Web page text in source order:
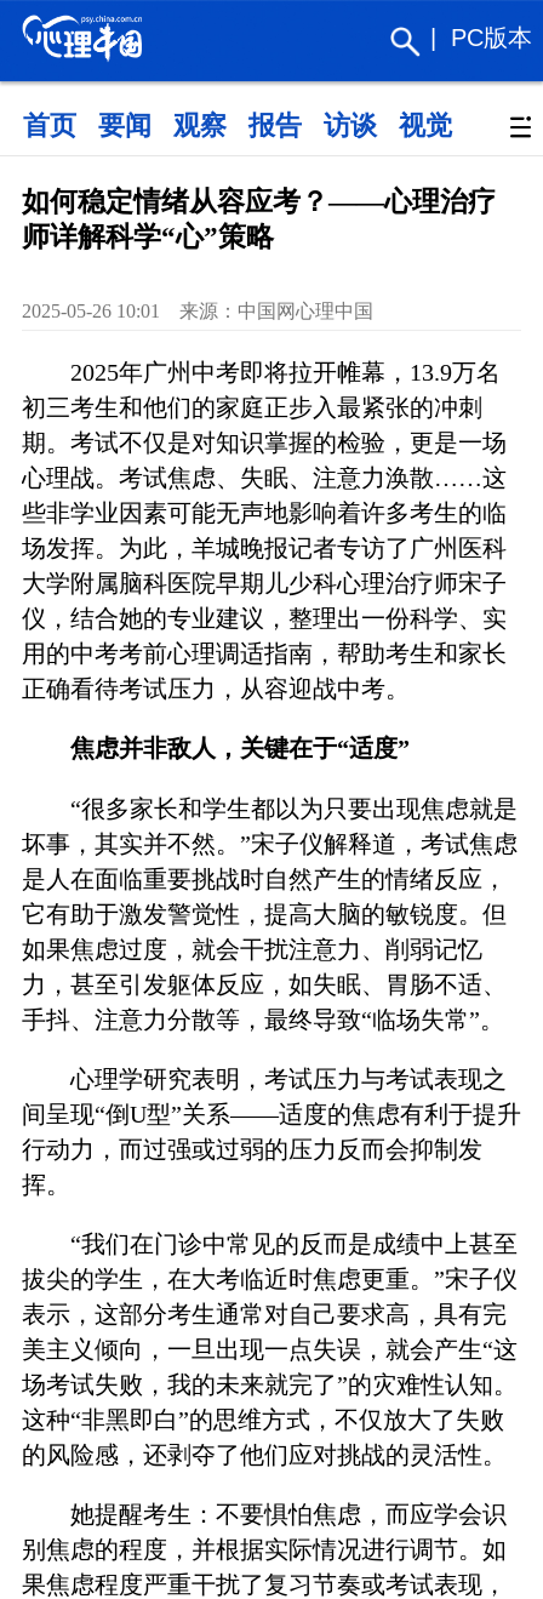
PC版本
首页 要闻 观察 报告 访谈 视觉 政策
如何稳定情绪从容应考？——心理治疗
师详解科学“心”策略
2025-05-26 10:01 来源：中国网心理中国
2025年广州中考即将拉开帷幕，13.9万名
初三考生和他们的家庭正步入最紧张的冲刺
期。考试不仅是对知识掌握的检验，更是一场
心理战。考试焦虑、失眠、注意力涣散……这
些非学业因素可能无声地影响着许多考生的临
场发挥。为此，羊城晚报记者专访了广州医科
大学附属脑科医院早期儿少科心理治疗师宋子
仪，结合她的专业建议，整理出一份科学、实
用的中考考前心理调适指南，帮助考生和家长
正确看待考试压力，从容迎战中考。
焦虑并非敌人，关键在于“适度”
“很多家长和学生都以为只要出现焦虑就是
坏事，其实并不然。”宋子仪解释道，考试焦虑
是人在面临重要挑战时自然产生的情绪反应，
它有助于激发警觉性，提高大脑的敏锐度。但
如果焦虑过度，就会干扰注意力、削弱记忆
力，甚至引发躯体反应，如失眠、胃肠不适、
手抖、注意力分散等，最终导致“临场失常”。
心理学研究表明，考试压力与考试表现之
间呈现“倒U型”关系——适度的焦虑有利于提升
行动力，而过强或过弱的压力反而会抑制发
挥。
“我们在门诊中常见的反而是成绩中上甚至
拔尖的学生，在大考临近时焦虑更重。”宋子仪
表示，这部分考生通常对自己要求高，具有完
美主义倾向，一旦出现一点失误，就会产生“这
场考试失败，我的未来就完了”的灾难性认知。
这种“非黑即白”的思维方式，不仅放大了失败
的风险感，还剥夺了他们应对挑战的灵活性。
她提醒考生：不要惧怕焦虑，而应学会识
别焦虑的程度，并根据实际情况进行调节。如
果焦虑程度严重干扰了复习节奏或考试表现，